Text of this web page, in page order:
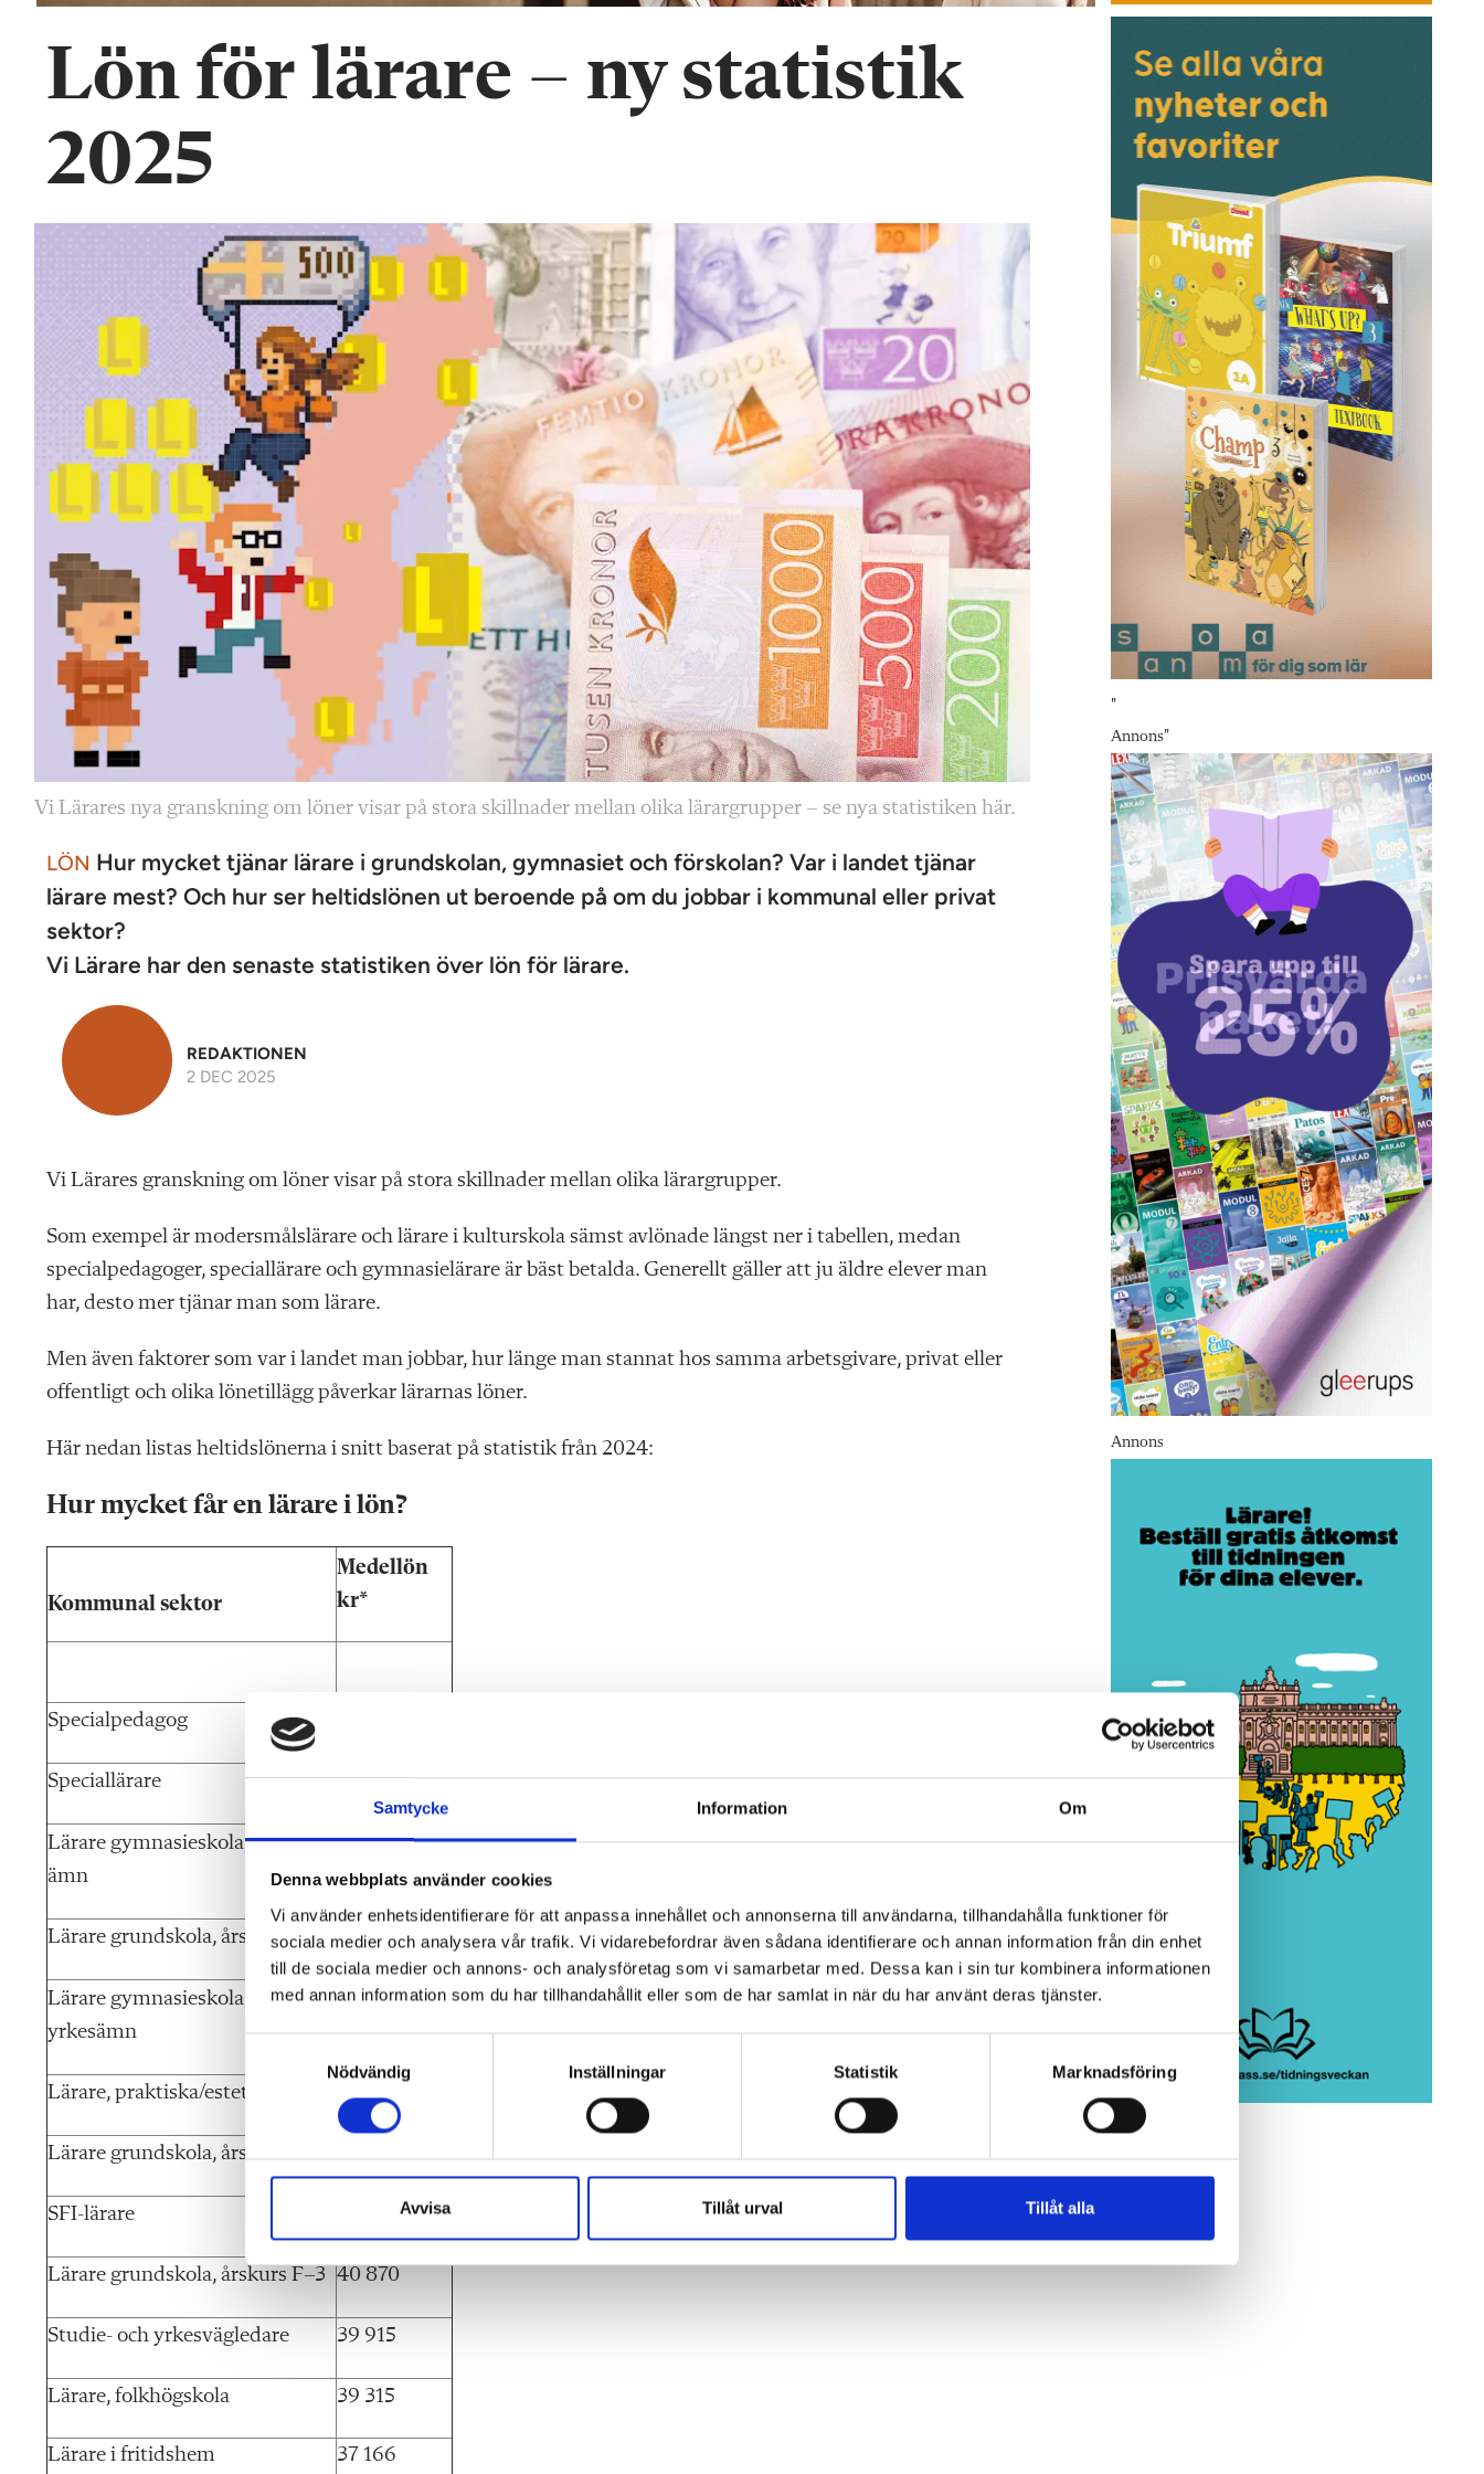
Samtycke Information Om
Denna webbplats använder cookies
Vi använder enhetsidentifierare för att anpassa innehållet och annonserna till användarna, tillhandahålla funktioner för
sociala medier och analysera vår trafik. Vi vidarebefordrar även sådana identifierare och annan information från din enhet
till de sociala medier och annons- och analysföretag som vi samarbetar med. Dessa kan i sin tur kombinera informationen
med annan information som du har tillhandahållit eller som de har samlat in när du har använt deras tjänster.
a
m
y
s
v
l
Nödvändig Inställningar Statistik Marknadsföring
Avvisa Tillåt urval Tillåt alla
Lön för lärare – ny statistik
2025
Vi Lärares nya granskning om löner visar på stora skillnader mellan olika lärargrupper – se nya statistiken här.
LÖN Hur mycket tjänar lärare i grundskolan, gymnasiet och förskolan? Var i landet tjänar
lärare mest? Och hur ser heltidslönen ut beroende på om du jobbar i kommunal eller privat
sektor?
Vi Lärare har den senaste statistiken över lön för lärare.
REDAKTIONEN
2 DEC 2025
Vi Lärares granskning om löner visar på stora skillnader mellan olika lärargrupper.
Som exempel är modersmålslärare och lärare i kulturskola sämst avlönade längst ner i tabellen, medan
specialpedagoger, speciallärare och gymnasielärare är bäst betalda. Generellt gäller att ju äldre elever man
har, desto mer tjänar man som lärare.
Men även faktorer som var i landet man jobbar, hur länge man stannat hos samma arbetsgivare, privat eller
offentligt och olika lönetillägg påverkar lärarnas löner.
Här nedan listas heltidslönerna i snitt baserat på statistik från 2024:
Hur mycket får en lärare i lön?
Kommunal sektor
Medellön
kr*
Specialpedagog
Speciallärare 46 267
Lärare gymnasieskola, allm
ämn
Lärare grundskola, årskurs 7–9 43 253
Lärare gymnasieskola,
yrkesämn
Lärare, praktiska/estetiska ämn 42 232
Lärare grundskola, årskurs 4–6 41 869
SFI-lärare
Lärare grundskola, årskurs F–3 40 870
Studie- och yrkesvägledare 39 915
Lärare, folkhögskola 39 315
Lärare i fritidshem 37 166
"
Annons"
Annons